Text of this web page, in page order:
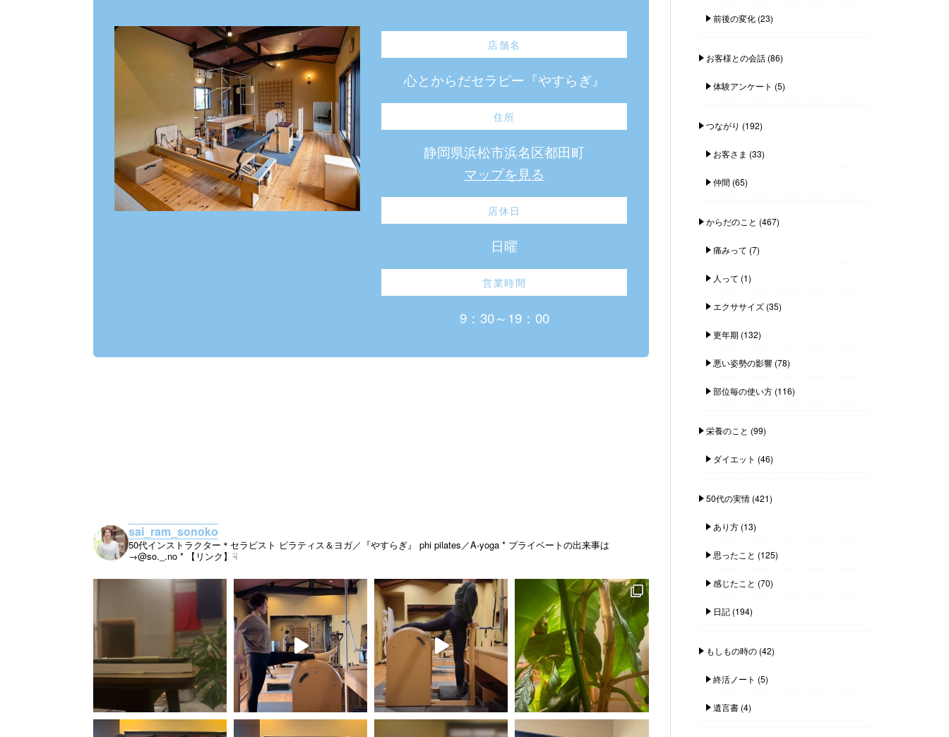
店舗名
心とからだセラピー『やすらぎ』
住所
静岡県浜松市浜名区都田町
マップを見る
店休日
日曜
営業時間
9：30～19：00
sai_ram_sonoko
50代インストラクター＊セラピスト ピラティス＆ヨガ／『やすらぎ』 phi pilates／A-yoga * プライベートの出来事は
→@so._.no * 【リンク】☟
前後の変化(23)
お客様との会話(86)
体験アンケート (5)
つながり (192)
お客さま (33)
仲間 (65)
からだのこと (467)
痛みって (7)
人って (1)
エクササイズ(35)
更年期 (132)
悪い姿勢の影響(78)
部位毎の使い方(116)
栄養のこと (99)
ダイエット (46)
50代の実情(421)
あり方(13)
思ったこと (125)
感じたこと (70)
日記(194)
もしもの時の(42)
終活ノート (5)
遺言書(4)